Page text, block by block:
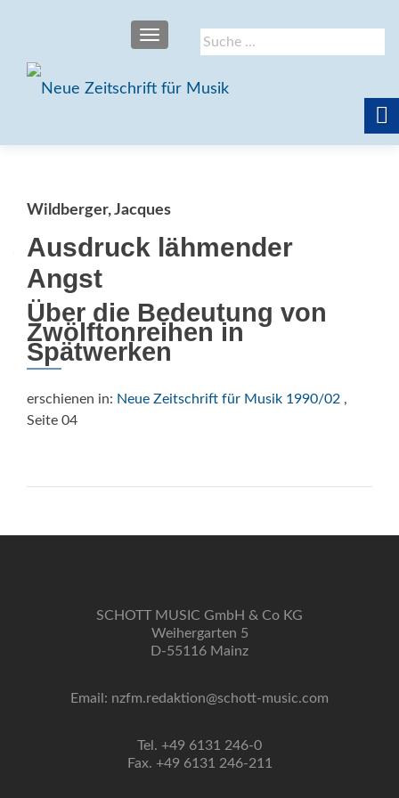
Suche
nach:
SCHALTE NAVIGATION
Wildberger, Jacques
Ausdruck lähmender
Angst
Über die Bedeutung von
Zwölftonreihen in
Spätwerken
erschienen in: Neue Zeitschrift für Musik 1990/02 ,
Seite 04
SCHOTT MUSIC GmbH & Co KG
Weihergarten 5
D-55116 Mainz
Email: nzfm.redaktion@schott-music.com
Tel. +49 6131 246-0
Fax. +49 6131 246-211